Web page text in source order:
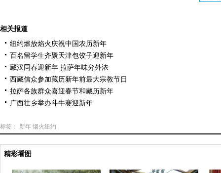
相关报道
纽约燃放焰火庆祝中国农历新年
百名留学生齐聚天津包饺子迎新年
藏汉同春迎新年 拉萨年味分外浓
西藏信众参加藏历新年前最大宗教节日
拉萨各族群众喜迎春节和藏历新年
广西壮乡举办斗牛赛迎新年
标签： 新年 烟火纽约
精彩看图